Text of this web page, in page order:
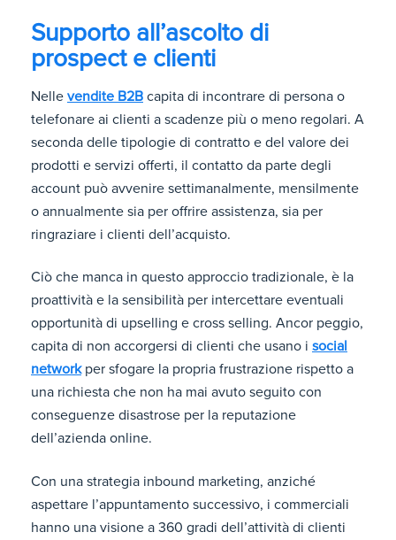
Supporto all’ascolto di
prospect e clienti
Nelle vendite B2B capita di incontrare di persona o
telefonare ai clienti a scadenze più o meno regolari. A
seconda delle tipologie di contratto e del valore dei
prodotti e servizi offerti, il contatto da parte degli
account può avvenire settimanalmente, mensilmente
o annualmente sia per offrire assistenza, sia per
ringraziare i clienti dell’acquisto.
Ciò che manca in questo approccio tradizionale, è la
proattività e la sensibilità per intercettare eventuali
opportunità di upselling e cross selling. Ancor peggio,
capita di non accorgersi di clienti che usano i social
networkper sfogare la propria frustrazione rispetto a
una richiesta che non ha mai avuto seguito con
conseguenze disastrose per la reputazione
dell’azienda online.
Con una strategia inbound marketing, anziché
aspettare l’appuntamento successivo, i commerciali
hanno una visione a 360 gradi dell’attività di clienti